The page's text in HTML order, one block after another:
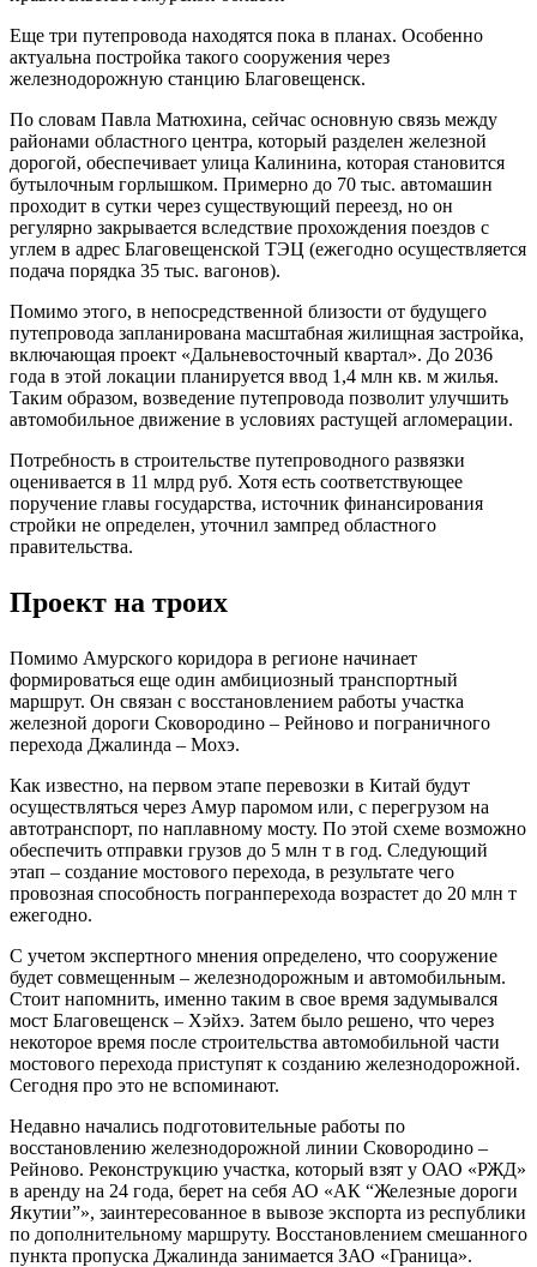
Еще три путепровода находятся пока в планах. Особенно
актуальна постройка такого сооружения через
железнодорожную станцию Благовещенск.
По словам Павла Матюхина, сейчас основную связь между
районами областного центра, который разделен железной
дорогой, обеспечивает улица Калинина, которая становится
бутылочным горлышком. Примерно до 70 тыс. автомашин
проходит в сутки через существующий переезд, но он
регулярно закрывается вследствие прохождения поездов с
углем в адрес Благовещенской ТЭЦ (ежегодно осуществляется
подача порядка 35 тыс. вагонов).
Помимо этого, в непосредственной близости от будущего
путепровода запланирована масштабная жилищная застройка,
включающая проект «Дальневосточный квартал». До 2036
года в этой локации планируется ввод 1,4 млн кв. м жилья.
Таким образом, возведение путепровода позволит улучшить
автомобильное движение в условиях растущей агломерации.
Потребность в строительстве путепроводного развязки
оценивается в 11 млрд руб. Хотя есть соответствующее
поручение главы государства, источник финансирования
стройки не определен, уточнил зампред областного
правительства.
Проект на троих
Помимо Амурского коридора в регионе начинает
формироваться еще один амбициозный транспортный
маршрут. Он связан с восстановлением работы участка
железной дороги Сковородино – Рейново и пограничного
перехода Джалинда – Мохэ.
Как известно, на первом этапе перевозки в Китай будут
осуществляться через Амур паромом или, с перегрузом на
автотранспорт, по наплавному мосту. По этой схеме возможно
обеспечить отправки грузов до 5 млн т в год. Следующий
этап – создание мостового перехода, в результате чего
провозная способность погранперехода возрастет до 20 млн т
ежегодно.
С учетом экспертного мнения определено, что сооружение
будет совмещенным – железнодорожным и автомобильным.
Стоит напомнить, именно таким в свое время задумывался
мост Благовещенск – Хэйхэ. Затем было решено, что через
некоторое время после строительства автомобильной части
мостового перехода приступят к созданию железнодорожной.
Сегодня про это не вспоминают.
Недавно начались подготовительные работы по
восстановлению железнодорожной линии Сковородино –
Рейново. Реконструкцию участка, который взят у ОАО «РЖД»
в аренду на 24 года, берет на себя АО «АК “Железные дороги
Якутии”», заинтересованное в вывозе экспорта из республики
по дополнительному маршруту. Восстановлением смешанного
пункта пропуска Джалинда занимается ЗАО «Граница».